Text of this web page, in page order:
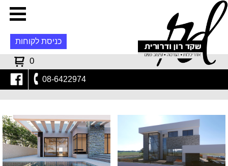
0
כניסת לקוחות
08-6422974